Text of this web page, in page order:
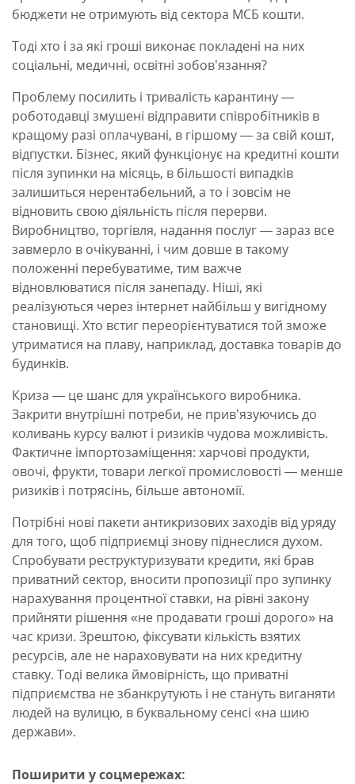
бюджети не отримують від сектора МСБ кошти.
Тоді хто і за які гроші виконає покладені на них
соціальні, медичні, освітні зобов’язання?
Проблему посилить і тривалість карантину —
роботодавці змушені відправити співробітників в
кращому разі оплачувані, в гіршому — за свій кошт,
відпустки. Бізнес, який функціонує на кредитні кошти
після зупинки на місяць, в більшості випадків
залишиться нерентабельний, а то і зовсім не
відновить свою діяльність після перерви.
Виробництво, торгівля, надання послуг — зараз все
завмерло в очікуванні, і чим довше в такому
положенні перебуватиме, тим важче
відновлюватися після занепаду. Ніші, які
реалізуються через інтернет найбільш у вигідному
становищі. Хто встиг переорієнтуватися той зможе
утриматися на плаву, наприклад, доставка товарів до
будинків.
Криза — це шанс для українського виробника.
Закрити внутрішні потреби, не прив’язуючись до
коливань курсу валют і ризиків чудова можливість.
Фактичне імпортозаміщення: харчові продукти,
овочі, фрукти, товари легкої промисловості — менше
ризиків і потрясінь, більше автономії.
Потрібні нові пакети антикризових заходів від уряду
для того, щоб підприємці знову піднеслися духом.
Спробувати реструктуризувати кредити, які брав
приватний сектор, вносити пропозиції про зупинку
нарахування процентної ставки, на рівні закону
прийняти рішення «не продавати гроші дорого» на
час кризи. Зрештою, фіксувати кількість взятих
ресурсів, але не нараховувати на них кредитну
ставку. Тоді велика ймовірність, що приватні
підприємства не збанкрутують і не стануть виганяти
людей на вулицю, в буквальному сенсі «на шию
держави».
Поширити у соцмережах: